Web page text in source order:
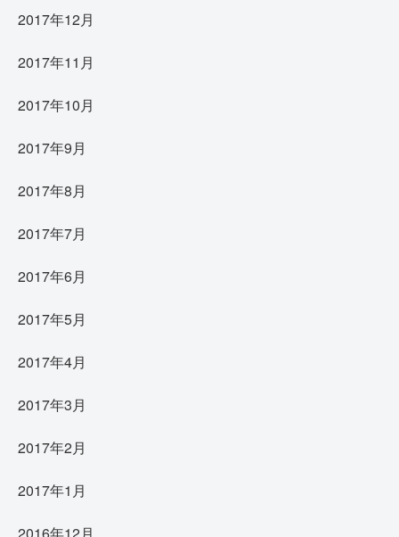
2017年12月
2017年11月
2017年10月
2017年9月
2017年8月
2017年7月
2017年6月
2017年5月
2017年4月
2017年3月
2017年2月
2017年1月